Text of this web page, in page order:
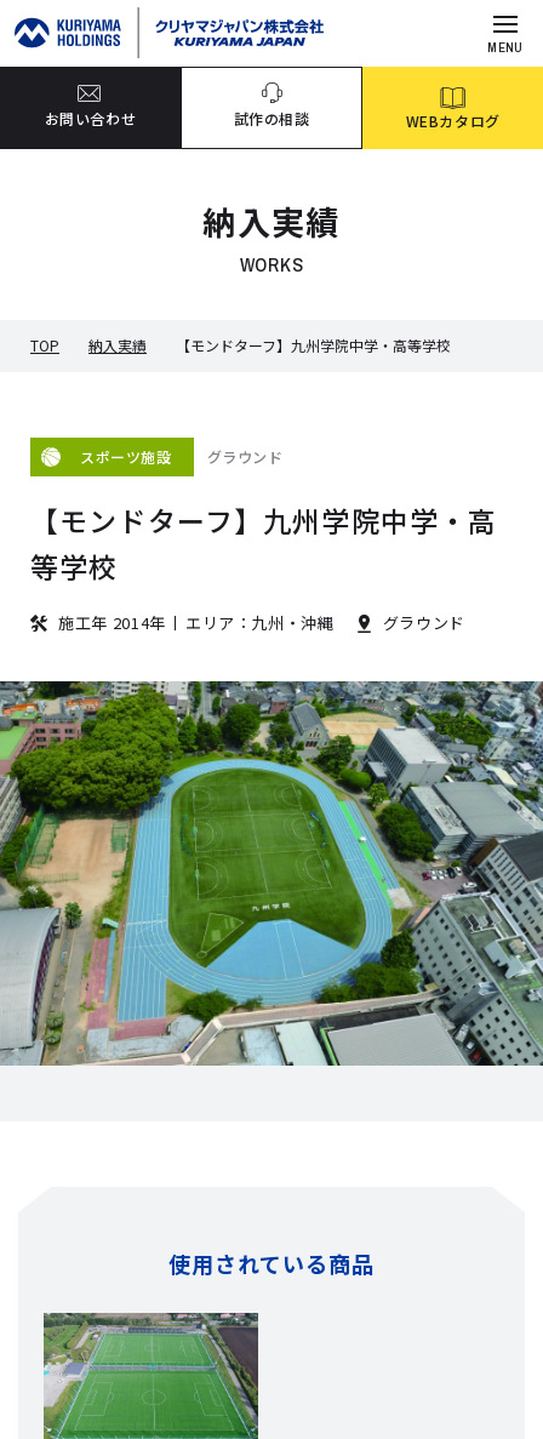
MENU
お問い合わせ 試作の相談 WEBカタログ
納入実績
WORKS
TOP 納入実績 【モンドターフ】九州学院中学・高等学校
スポーツ施設 グラウンド
【モンドターフ】九州学院中学・高
等学校
施工年 2014年 エリア：九州・沖縄 グラウンド
使用されている商品